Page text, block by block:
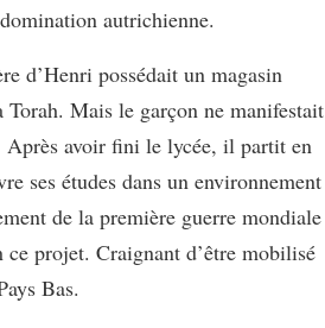
autrichienne.
d’Henri possédait un magasin
Mais le garçon ne manifestait
Après avoir fini le lycée, il partit en
ses études dans un environnement
de la première guerre mondiale
ce projet. Craignant d’être mobilisé
Bas.